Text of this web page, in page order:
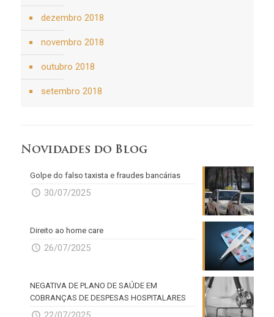
dezembro 2018
novembro 2018
outubro 2018
setembro 2018
Novidades do Blog
Golpe do falso taxista e fraudes bancárias
30/07/2025
Direito ao home care
26/07/2025
NEGATIVA DE PLANO DE SAÚDE EM
COBRANÇAS DE DESPESAS HOSPITALARES